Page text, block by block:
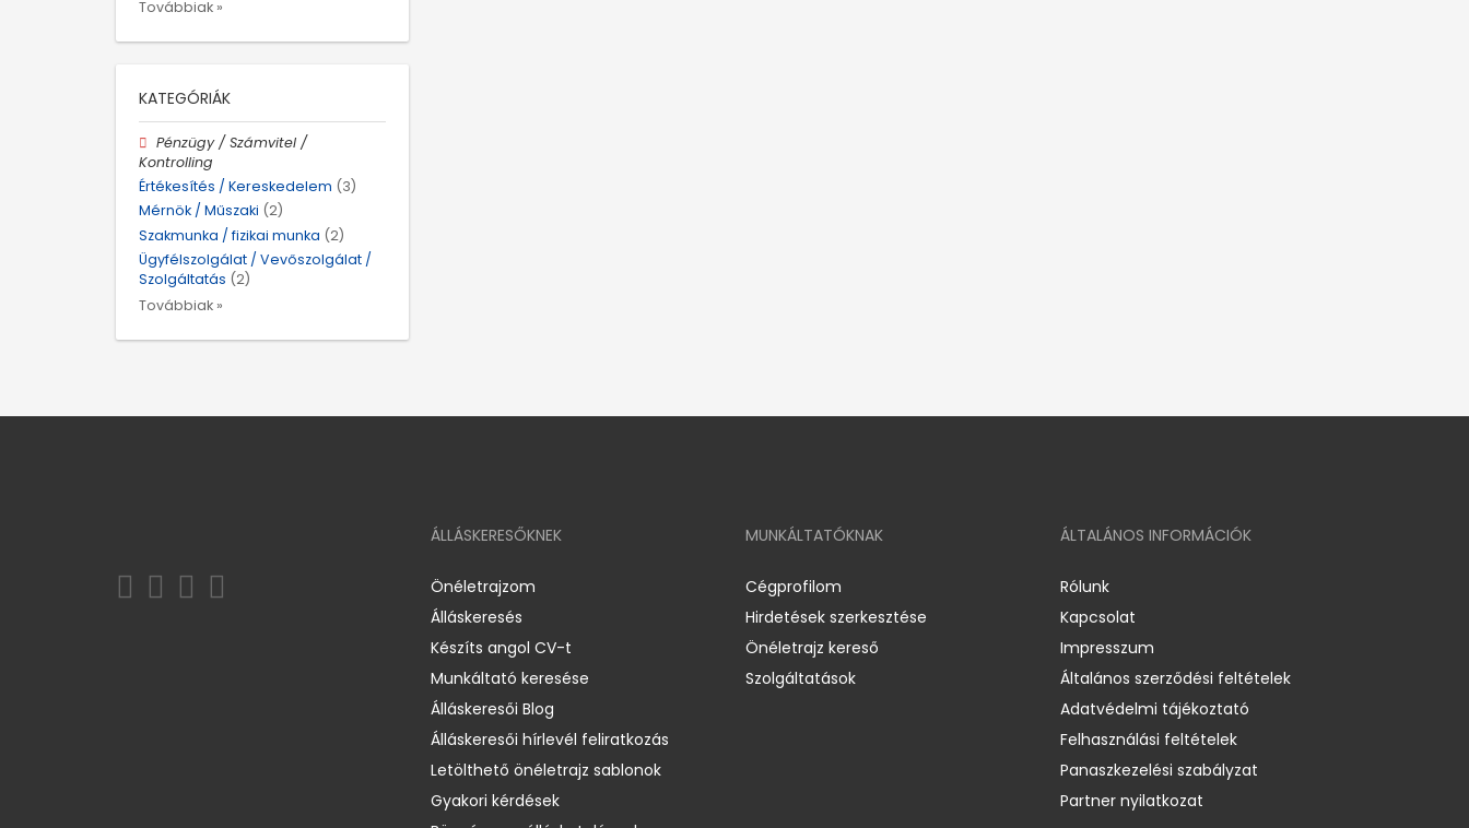
Továbbiak »
KATEGÓRIÁK
Pénzügy / Számvitel /
Kontrolling
Értékesítés / Kereskedelem (3)
Mérnök / Műszaki (2)
Szakmunka / fizikai munka (2)
Ügyfélszolgálat / Vevőszolgálat /
Szolgáltatás (2)
Továbbiak »
ÁLLÁSKERESŐKNEK
Önéletrajzom
Álláskeresés
Készíts angol CV-t
Munkáltató keresése
Álláskeresői Blog
Álláskeresői hírlevél feliratkozás
Letölthető önéletrajz sablonok
Gyakori kérdések
MUNKÁLTATÓKNAK
Cégprofilom
Hirdetések szerkesztése
Önéletrajz kereső
Szolgáltatások
ÁLTALÁNOS INFORMÁCIÓK
Rólunk
Kapcsolat
Impresszum
Általános szerződési feltételek
Adatvédelmi tájékoztató
Felhasználási feltételek
Panaszkezelési szabályzat
Partner nyilatkozat